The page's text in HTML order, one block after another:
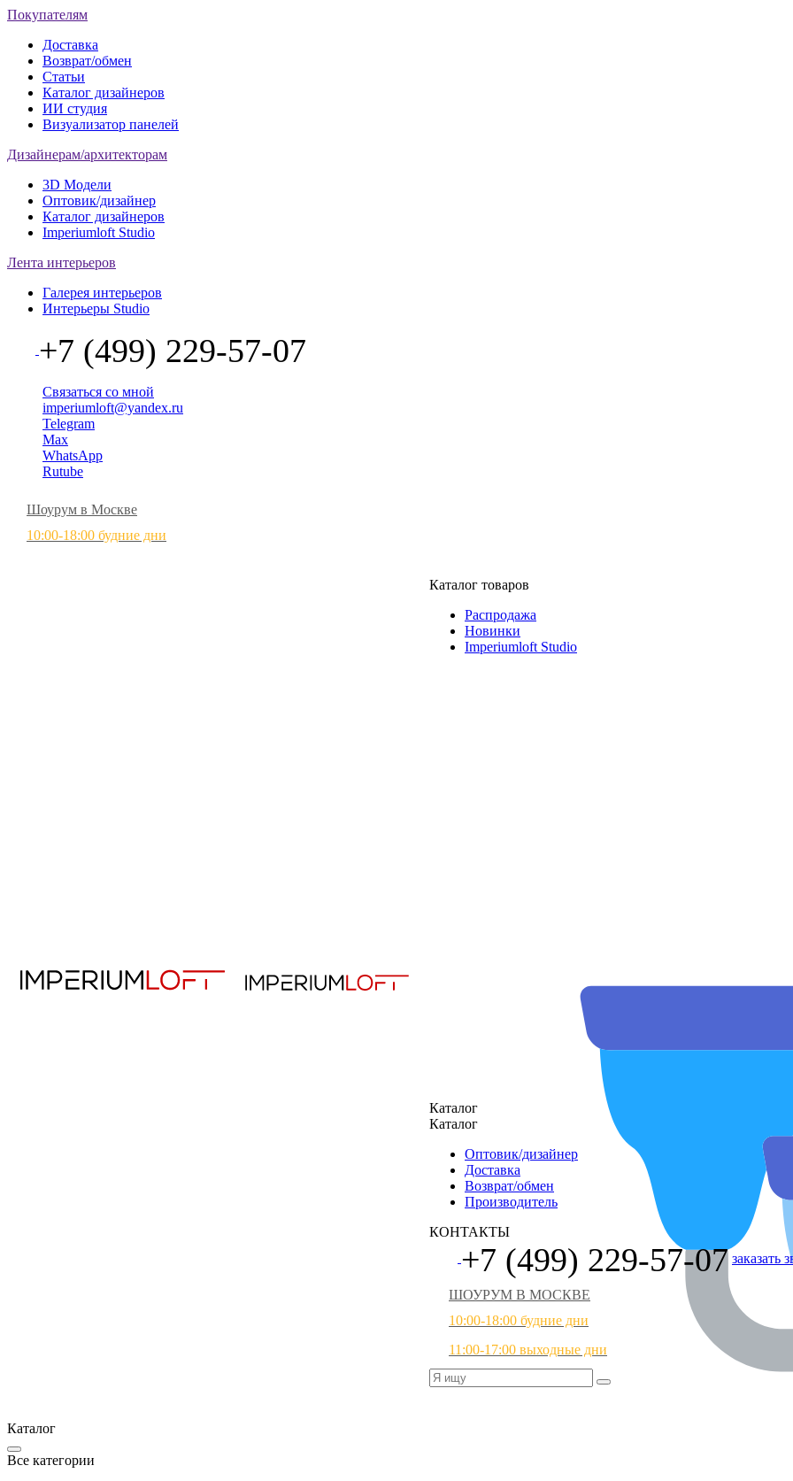
Покупателям
Доставка
Возврат/обмен
Статьи
Каталог дизайнеров
ИИ студия
Визуализатор панелей
Дизайнерам/архитекторам
3D Модели
Оптовик/дизайнер
Каталог дизайнеров
Imperiumloft Studio
Лента интерьеров
Галерея интерьеров
Интерьеры Studio
+7 (499) 229-57-07
Связаться со мной
imperiumloft@yandex.ru
Telegram
Max
WhatsApp
Rutube
Шоурум в Москве
10:00-18:00 будние дни
Каталог товаров
Распродажа
Новинки
Imperiumloft Studio
Каталог
Каталог
Оптовик/дизайнер
Доставка
Возврат/обмен
Производитель
КОНТАКТЫ
+7 (499) 229-57-07 заказать
ШОУРУМ В МОСКВЕ
10:00-18:00 будние дни
11:00-17:00 выходные дни
Каталог
Все категории